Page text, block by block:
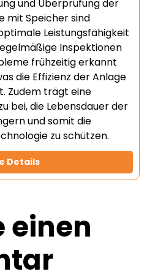
und Überprüfung der
mit Speicher sind
Leistungsfähigkeit
Inspektionen
frühzeitig erkannt
die Effizienz der Anlage
Zudem trägt eine
bei, die Lebensdauer der
und somit die
zu schützen.
Details
einen